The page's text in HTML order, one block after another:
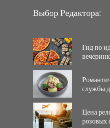
Выбор Редактора:
Гид по
службы
Цена
розовых